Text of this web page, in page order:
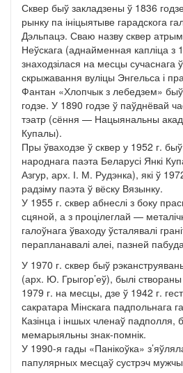
Сквер быў закладзены ў 1836
рынку па ініцыятыве гарадскога
Дэльпацэ. Сваю назву сквер
Неўскага (аднайменная капліца з
знаходзілася на месцы сучаснага
скрыжавання вуліцы Энгельса і
Фантан «Хлопчык з лебедзем»
годзе. У 1890 годзе ў паўднёвай
тэатр (сёння — Нацыянальны
Купалы).
Пры ўваходзе ў сквер у 1952 г.
народнага паэта Беларусі Янкі
Азгур, арх. І. М. Рудэнка), які ў
радзіму паэта ў вёску Вязынку.
У 1955 г. сквер абнеслі з боку
сцяной, а з процілеглай —
галоўнага ўваходу ўсталявалі
перапланавалі алеі, пазней
У 1970 г. сквер быў
(арх. Ю. Грыгор’еў), былі створаны
1979 г. на месцы, дзе ў 1942 г.
сакратара Мінскага падпольнага
Казінца і іншых членаў падполля,
мемарыяльны знак-помнік.
У 1990-я гады «Панікоўка»
папулярных месцаў сустрэч